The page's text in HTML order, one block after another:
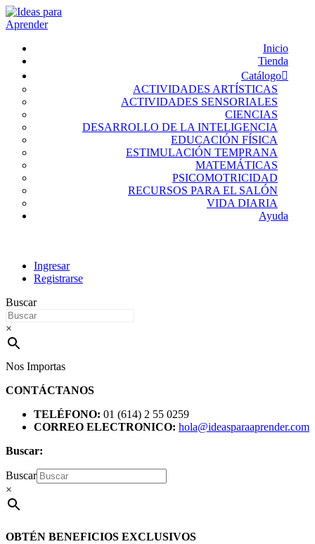
Inicio
Tienda
Catálogo
ACTIVIDADES ARTÍSTICAS
ACTIVIDADES SENSORIALES
CIENCIAS
DESARROLLO DE LA INTELIGENCIA
EDUCACIÓN FÍSICA
ESTIMULACIÓN TEMPRANA
MATEMÁTICAS
PSICOMOTRICIDAD
RECURSOS PARA EL SALÓN
VIDA DIARIA
Ayuda
Ingresar
Registrarse
Buscar
×
Nos Importas
CONTÁCTANOS
TELÉFONO: 01 (614) 2 55 0259
CORREO ELECTRONICO: hola@ideasparaaprender.com
Buscar:
Buscar
×
OBTÉN BENEFICIOS EXCLUSIVOS